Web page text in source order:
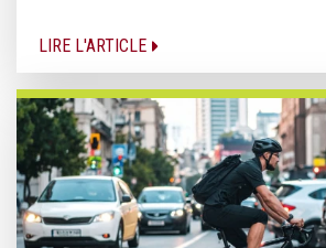
LIRE L'ARTICLE